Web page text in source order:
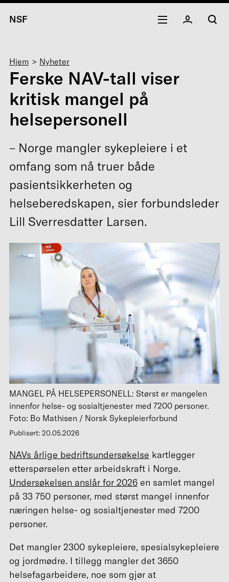
NSF
Navigasjonssti
Hjem Nyheter
Ferske NAV-tall viser
kritisk mangel på
helsepersonell
– Norge mangler sykepleiere i et
omfang som nå truer både
pasientsikkerheten og
helseberedskapen, sier forbundsleder
Lill Sverresdatter Larsen.
MANGEL PÅ HELSEPERSONELL: Størst er mangelen
innenfor helse- og sosialtjenester med 7200 personer.
Foto: Bo Mathisen / Norsk Sykepleierforbund
Publisert: 20.05.2026
NAVs årlige bedriftsundersøkelse kartlegger
etterspørselen etter arbeidskraft i Norge.
Undersøkelsen anslår for 2026 en samlet mangel
på 33 750 personer, med størst mangel innenfor
næringen helse- og sosialtjenester med 7200
personer.
Det mangler 2300 sykepleiere, spesialsykepleiere
og jordmødre. I tillegg mangler det 3650
helsefagarbeidere, noe som gjør at